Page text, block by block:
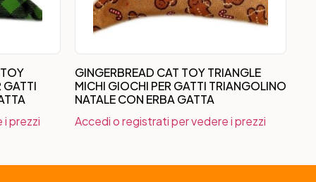
GATTI
prezzi
GINGERBREAD CAT TOY TRIANGLE
MICHI GIOCHI PER GATTI TRIANGOLINO
NATALE CON ERBA GATTA
Accedi o registrati per vedere i prezzi